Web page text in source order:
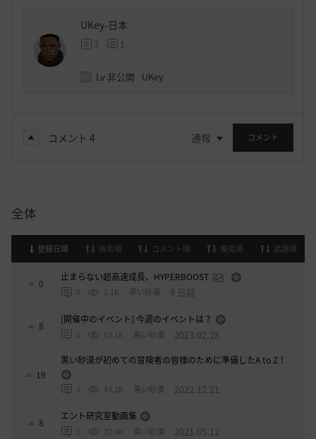
UKey-日本
3 1
Lv 非公開 UKey
コメント 4 通報 コメント
全体
登録日順 検索順 コメント順 推奨順 話題順
0
止まらない超高速成長、HYPERBOOST
0 1.1K 黒い砂漠 9 日前
8
[開催中のイベント] 今週のイベントは？
0 53.1K 黒い砂漠 2023.02.28
19
黒い砂漠が初めての冒険者の皆様のために準備したA to Z！
2 43.2K 黒い砂漠 2022.12.21
8
エント研究室動画集
1 32.4K 黒い砂漠 2021.05.12